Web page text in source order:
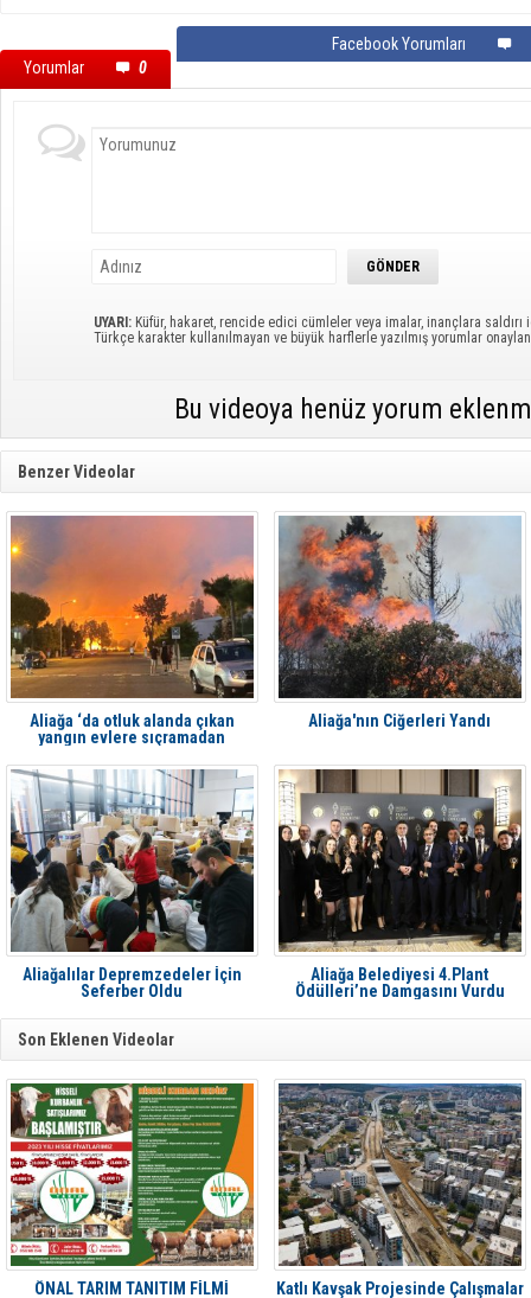
Yorumlar 0
Facebook Yorumları
UYARI: Küfür, hakaret, rencide edici cümleler veya imalar, inançlara saldırı
Türkçe karakter kullanılmayan ve büyük harflerle yazılmış yorumlar
Bu videoya henüz yorum
Benzer Videolar
Aliağa ‘da otluk alanda çıkan
yangın evlere sıçramadan
Aliağa'nın Ciğerleri Yandı
Aliağalılar Depremzedeler İçin
Seferber Oldu
Aliağa Belediyesi 4.Plant
Ödülleri’ne Damgasını Vurdu
Son Eklenen Videolar
ÖNAL TARIM TANITIM FİLMİ
Katlı Kavşak Projesinde Çalışmalar